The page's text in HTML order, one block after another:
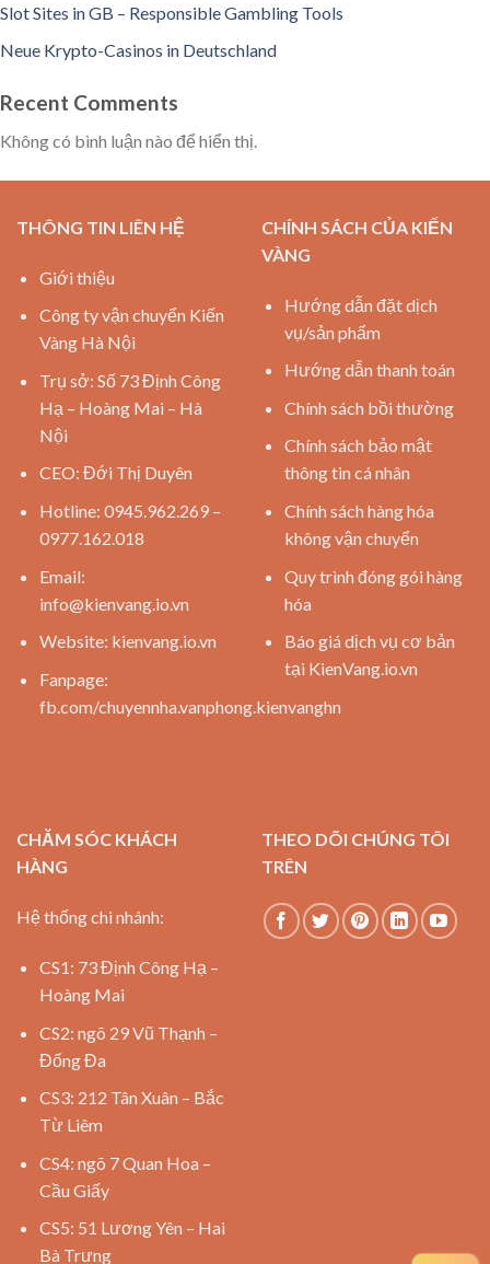
Slot Sites in GB – Responsible Gambling Tools
Neue Krypto-Casinos in Deutschland
Recent Comments
Không có bình luận nào để hiển thị.
THÔNG TIN LIÊN HỆ
Giới thiệu
Công ty vận chuyển Kiến
Vàng Hà Nội
Trụ sở: Số 73 Định Công
Hạ – Hoàng Mai – Hà
Nội
CEO: Đới Thị Duyên
Hotline: 0945.962.269 –
0977.162.018
Email:
info@kienvang.io.vn
Website: kienvang.io.vn
Fanpage:
fb.com/chuyennha.vanphong.kienvanghn
CHÍNH SÁCH CỦA KIẾN
VÀNG
Hướng dẫn đặt dịch
vụ/sản phẩm
Hướng dẫn thanh toán
Chính sách bồi thường
Chính sách bảo mật
thông tin cá nhân
Chính sách hàng hóa
không vận chuyển
Quy trình đóng gói hàng
hóa
Báo giá dịch vụ cơ bản
tại KienVang.io.vn
CHĂM SÓC KHÁCH
HÀNG
Hệ thống chi nhánh:
CS1: 73 Định Công Hạ –
Hoàng Mai
CS2: ngõ 29 Vũ Thạnh –
Đống Đa
CS3: 212 Tân Xuân – Bắc
Từ Liêm
CS4: ngõ 7 Quan Hoa –
Cầu Giấy
CS5: 51 Lương Yên – Hai
Bà Trưng
THEO DÕI CHÚNG TÔI
TRÊN